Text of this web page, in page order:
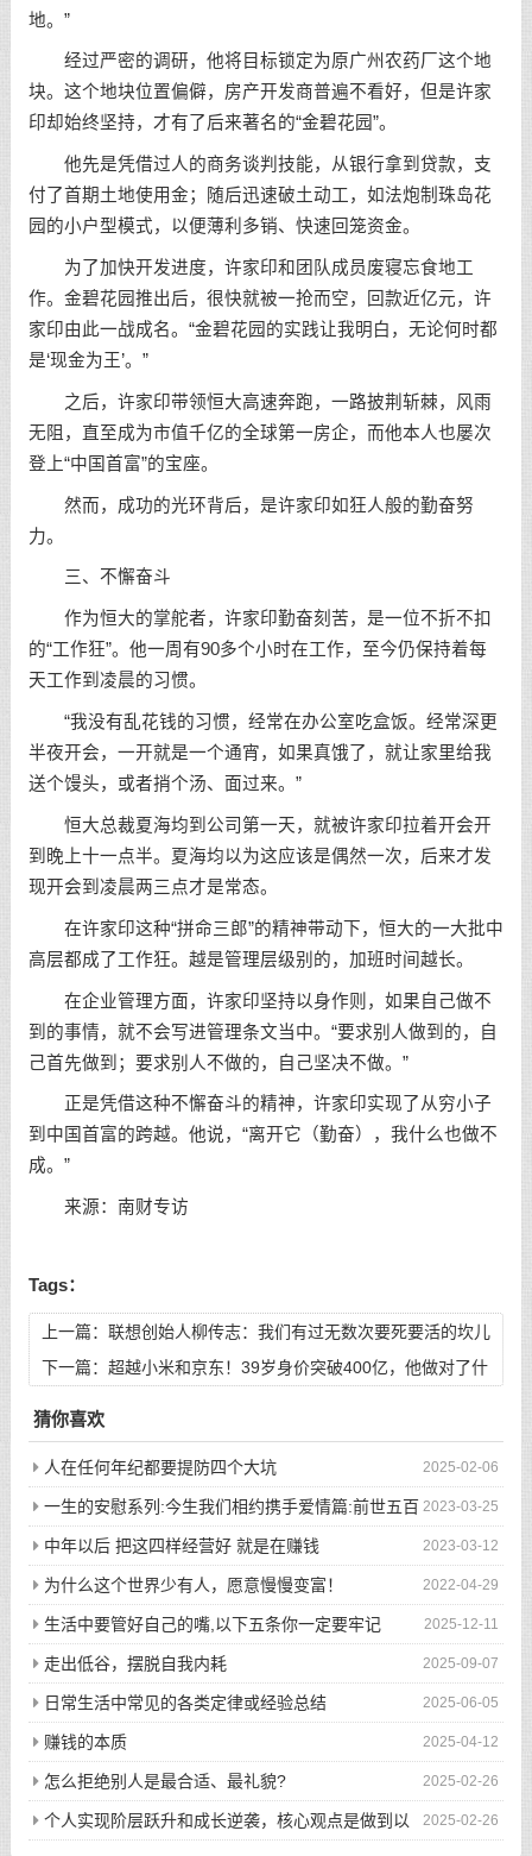
地。”
经过严密的调研，他将目标锁定为原广州农药厂这个地
块。这个地块位置偏僻，房产开发商普遍不看好，但是许家
印却始终坚持，才有了后来著名的“金碧花园”。
他先是凭借过人的商务谈判技能，从银行拿到贷款，支
付了首期土地使用金；随后迅速破土动工，如法炮制珠岛花
园的小户型模式，以便薄利多销、快速回笼资金。
为了加快开发进度，许家印和团队成员废寝忘食地工
作。金碧花园推出后，很快就被一抢而空，回款近亿元，许
家印由此一战成名。“金碧花园的实践让我明白，无论何时都
是‘现金为王’。”
之后，许家印带领恒大高速奔跑，一路披荆斩棘，风雨
无阻，直至成为市值千亿的全球第一房企，而他本人也屡次
登上“中国首富”的宝座。
然而，成功的光环背后，是许家印如狂人般的勤奋努
力。
三、不懈奋斗
作为恒大的掌舵者，许家印勤奋刻苦，是一位不折不扣
的“工作狂”。他一周有90多个小时在工作，至今仍保持着每
天工作到凌晨的习惯。
“我没有乱花钱的习惯，经常在办公室吃盒饭。经常深更
半夜开会，一开就是一个通宵，如果真饿了，就让家里给我
送个馒头，或者捎个汤、面过来。”
恒大总裁夏海均到公司第一天，就被许家印拉着开会开
到晚上十一点半。夏海均以为这应该是偶然一次，后来才发
现开会到凌晨两三点才是常态。
在许家印这种“拼命三郎”的精神带动下，恒大的一大批中
高层都成了工作狂。越是管理层级别的，加班时间越长。
在企业管理方面，许家印坚持以身作则，如果自己做不
到的事情，就不会写进管理条文当中。“要求别人做到的，自
己首先做到；要求别人不做的，自己坚决不做。”
正是凭借这种不懈奋斗的精神，许家印实现了从穷小子
到中国首富的跨越。他说，“离开它（勤奋），我什么也做不
成。”
来源：南财专访
Tags：
上一篇： 联想创始人柳传志：我们有过无数次要死要活的坎儿
下一篇： 超越小米和京东！39岁身价突破400亿，他做对了什
猜你喜欢
2025-02-06
人在任何年纪都要提防四个大坑
2023-03-25
一生的安慰系列:今生我们相约携手爱情篇:前世五百
次的回眸才换来今生的相遇
2023-03-12
中年以后 把这四样经营好 就是在赚钱
2022-04-29
为什么这个世界少有人，愿意慢慢变富！
2025-12-11
生活中要管好自己的嘴,以下五条你一定要牢记
2025-09-07
走出低谷，摆脱自我内耗
2025-06-05
日常生活中常见的各类定律或经验总结
2025-04-12
赚钱的本质
2025-02-26
怎么拒绝别人是最合适、最礼貌?
2025-02-26
个人实现阶层跃升和成长逆袭，核心观点是做到以